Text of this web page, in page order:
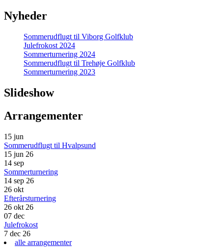
Nyheder
Sommerudflugt til Viborg Golfklub
Julefrokost 2024
Sommerturnering 2024
Sommerudflugt til Trehøje Golfklub
Sommerturnering 2023
Slideshow
Arrangementer
15 jun
Sommerudflugt til Hvalpsund
15 jun 26
14 sep
Sommerturnering
14 sep 26
26 okt
Efterårsturnering
26 okt 26
07 dec
Julefrokost
7 dec 26
alle arrangementer